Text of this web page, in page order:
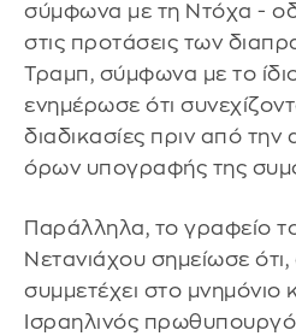
σύμφωνα με τη Ντόχα -
στις προτάσεις των
Τραμπ, σύμφωνα με το
ενημέρωσε ότι
διαδικασίες πριν από
όρων υπογραφής της
Παράλληλα, το γραφείο
Νετανιάχου σημείωσε
συμμετέχει στο μνημόνιο
Ισραηλινός